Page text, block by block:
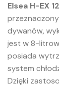
Elsea H-EX
dywanów,
jest w 8-
posiada
system
Dzięki